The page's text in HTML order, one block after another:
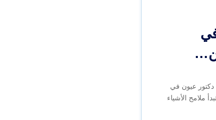
عيون في
ملامح الأشياء